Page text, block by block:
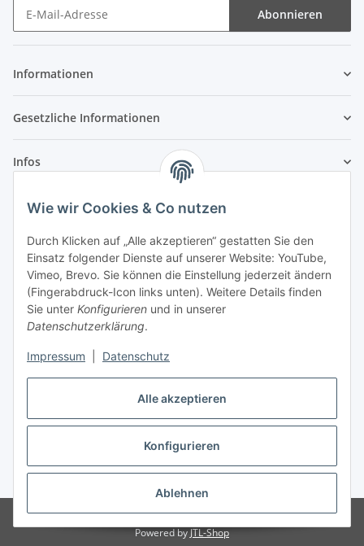
Alle akzeptieren
Konfigurieren
Ablehnen
Wie wir Cookies & Co nutzen
Durch Klicken auf „Alle akzeptieren“ gestatten Sie den
Einsatz folgender Dienste auf unserer Website: YouTube,
Vimeo, Brevo. Sie können die Einstellung jederzeit ändern
(Fingerabdruck-Icon links unten). Weitere Details finden
Sie unter Konfigurieren und in unserer
Datenschutzerklärung.
Impressum Datenschutz
Abonnieren
Informationen
Gesetzliche Informationen
Infos
Laden - Öffnungszeiten:
Montag 09:00Uhr bis
16:00 Uhr
Dienstag
09:00 Uhr bis
17:00 Uhr
Mittwoch
09:00 Uhr bis 16:00 Uhr
Donnerstag
09:00 Uhr bis
17:00 Uhr
Freitag
09:00 Uhr
Samstag
09:00 Uhr
Vertrag widerrufen
* Alle Preise inkl. gesetzlicher USt., zzgl.Versand
© by WIENOLD. All Rights Reserved.
Powered byJTL-Shop